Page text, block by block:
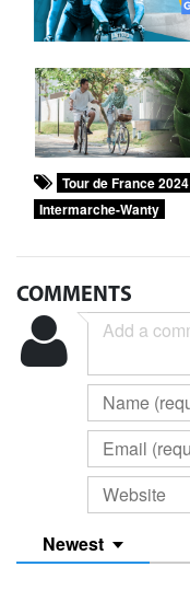
Tour de France 2024
Intermarche-Wanty
COMMENTS
Newest